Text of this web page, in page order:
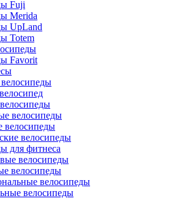
Fuji
Merida
UpLand
Totem
Favorit
велосипеды
велосипеды
велосипеды
для фитнеса
велосипеды
велосипеды
велосипеды
велосипеды